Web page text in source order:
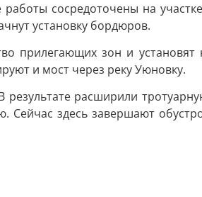
сосредоточены на
установку бордюров.
прилегающих зон и установят
и мост через реку Уюновку.
расширили
здесь завершают